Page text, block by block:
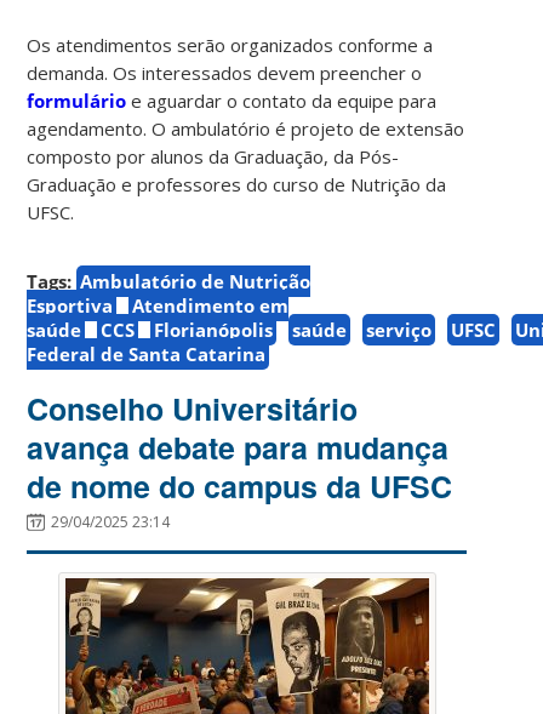
Os atendimentos serão organizados conforme a
demanda. Os interessados devem preencher o
formulário e aguardar o contato da equipe para
agendamento. O ambulatório é projeto de extensão
composto por alunos da Graduação, da Pós-
Graduação e professores do curso de Nutrição da
UFSC.
Tags: Ambulatório de Nutrição
Esportiva
Atendimento em
saúde
CCS Florianópolis saúde serviço UFSC
Federal de Santa Catarina
Conselho Universitário
avança debate para mudança
de nome do campus da UFSC
29/04/2025 23:14